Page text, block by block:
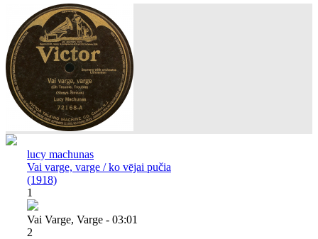
lucy machunas
Vai varge, varge / ko vējai pučia
(1918)
1
Vai Varge, Varge - 03:01
2